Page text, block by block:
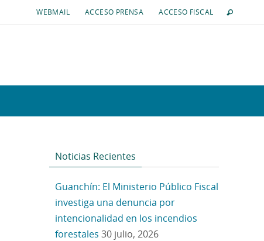
WEBMAIL ACCESO PRENSA ACCESO FISCAL
Noticias Recientes
Guanchín: El Ministerio Público Fiscal
investiga una denuncia por
intencionalidad en los incendios
forestales 30 julio, 2026